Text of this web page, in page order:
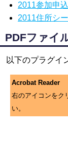
2011参加申
2011住所シ
PDFファイ
以下のプラグイ
Acrobat Reader
右のアイコンをク
い。